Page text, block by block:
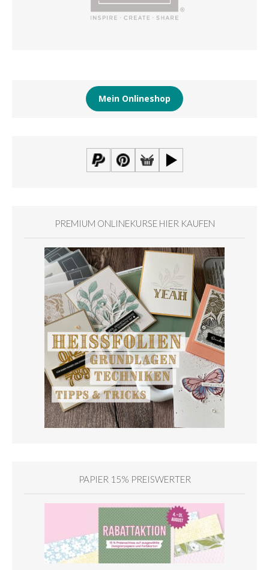
Mein Onlineshop
PREMIUM ONLINEKURSE HIER KAUFEN
PAPIER 15% PREISWERTER